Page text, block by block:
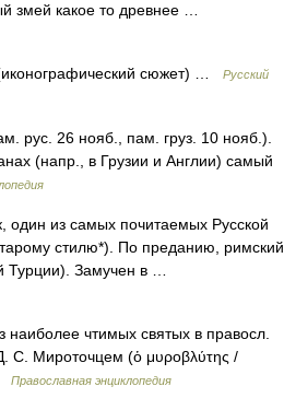
змей какое то древнее …
сюжет) …
Русский
рус. 26 нояб., пам. груз. 10 нояб.).
(напр., в Грузии и Англии) самый
один из самых почитаемых Русской
стилю*). По преданию, римский
Турции). Замучен в …
чтимых святых в правосл.
С. Мироточцем (ὁ μυροβλύτης /
Православная энциклопедия